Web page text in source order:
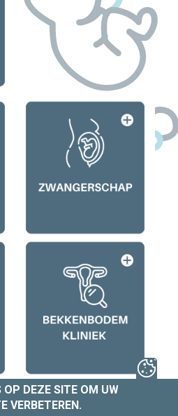
OP DEZE SITE OM UW
VERBETEREN.